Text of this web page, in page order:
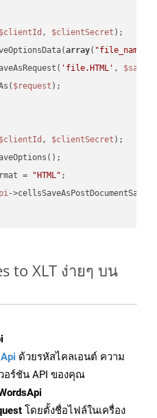
$clientId , $clientSecret
array( "file_name"
'file.HTML' ,
$request );
$clientId , $clientSecret
= "HTML"
-
to XLT ง่ายๆ บน
ด้วยรหัสไคลเอนต์ ความ
อร์ชัน API ของคุณ
โดยตั้งชื่อไฟล์ในเครื่อง